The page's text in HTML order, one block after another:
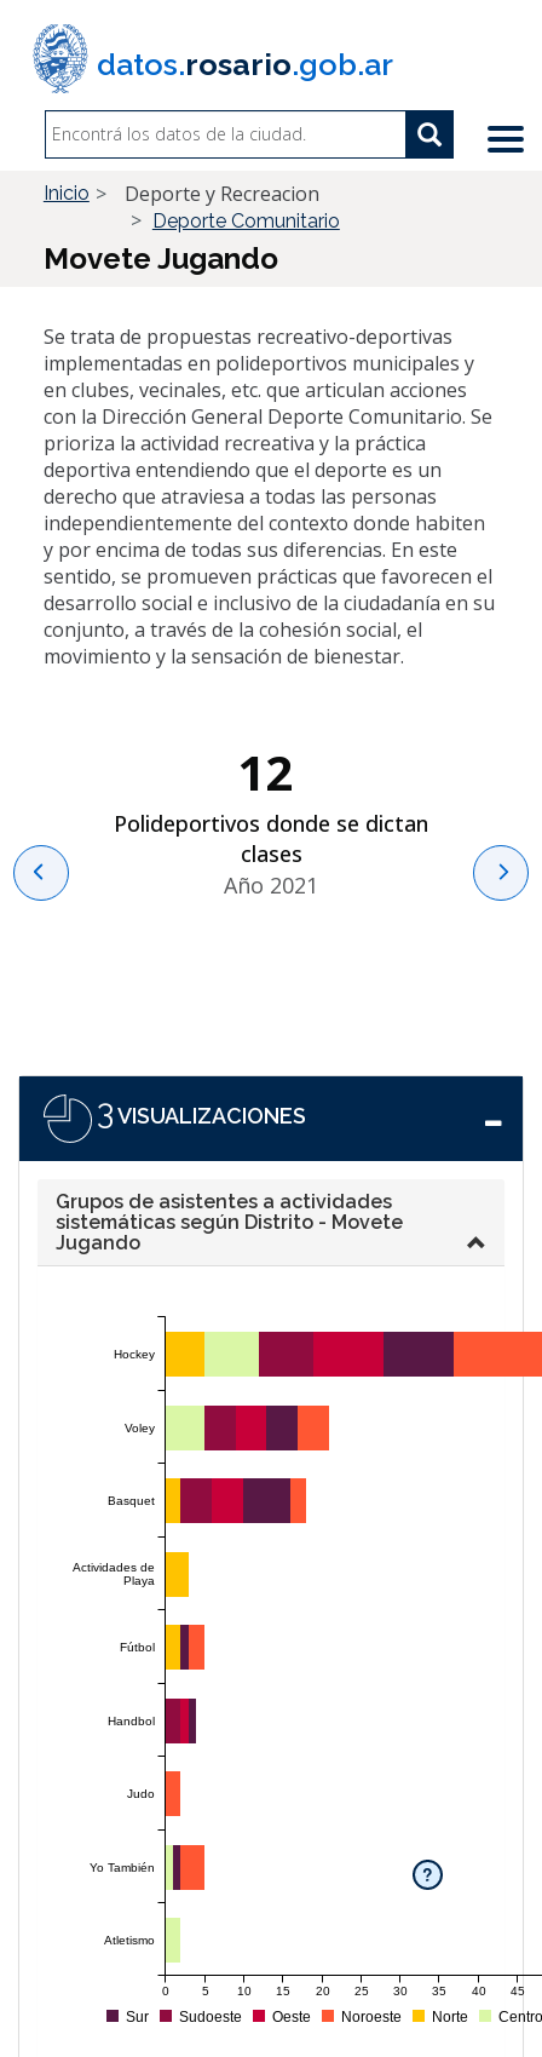
contenido
principal
datos.rosario.gob.ar
Buscar Search
Inicio Deporte y Recreacion
Deporte Comunitario
Movete Jugando
Se trata de propuestas recreativo-deportivas
implementadas en polideportivos municipales y
en clubes, vecinales, etc. que articulan acciones
con la Dirección General Deporte Comunitario. Se
prioriza la actividad recreativa y la práctica
deportiva entendiendo que el deporte es un
derecho que atraviesa a todas las personas
independientemente del contexto donde habiten
y por encima de todas sus diferencias. En este
sentido, se promueven prácticas que favorecen el
desarrollo social e inclusivo de la ciudadanía en su
conjunto, a través de la cohesión social, el
movimiento y la sensación de bienestar.
12
Polideportivos donde se dictan
clases
Año 2021
3VISUALIZACIONES
Grupos de asistentes a actividades
sistemáticas según Distrito - Movete
Jugando
Hockey
Voley
Basquet
Actividades de
Playa
Fútbol
Handbol
Judo
Yo También
Atletismo
0 5 10 15 20 25 30 35 40 45
Sur Sudoeste Oeste Noroeste Norte Centro
?